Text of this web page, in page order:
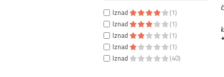
Iznad
(1)
Iznad
(1)
Iznad
(1)
Iznad
(1)
Iznad
(40)